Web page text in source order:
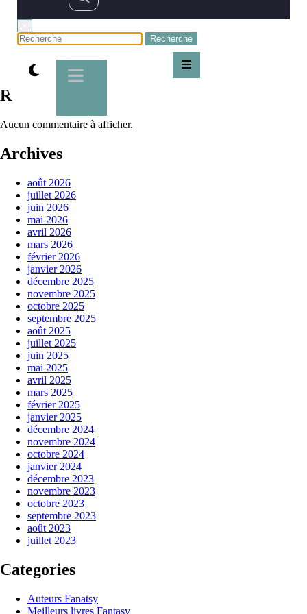
1991 de Franck Thilliez : avis et analyse du roman policier
7m les meilleurs livres fantasy à découvrir
24 heures de la vie d’une femme
7 jours pour une éternité : le roman fantasy à découvrir
100 livres à lire pour voyager au cœur des mondes fantasy
Recent Comments
Aucun commentaire à afficher.
Archives
août 2026
juillet 2026
juin 2026
mai 2026
avril 2026
mars 2026
février 2026
janvier 2026
décembre 2025
novembre 2025
octobre 2025
septembre 2025
août 2025
juillet 2025
juin 2025
mai 2025
avril 2025
mars 2025
février 2025
janvier 2025
décembre 2024
novembre 2024
octobre 2024
janvier 2024
décembre 2023
novembre 2023
octobre 2023
septembre 2023
août 2023
juillet 2023
Categories
Auteurs Fanatsy
Meilleurs livres Fantasy